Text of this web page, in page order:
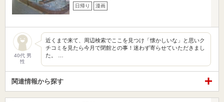
日帰り 漫画
40代 男
性
近くまで来て、周辺検索でここを見つけ「懐かしいな」と思いク
チコミを見たら今月で閉館との事！迷わず寄らせていただきまし
た。 …
関連情報から探す